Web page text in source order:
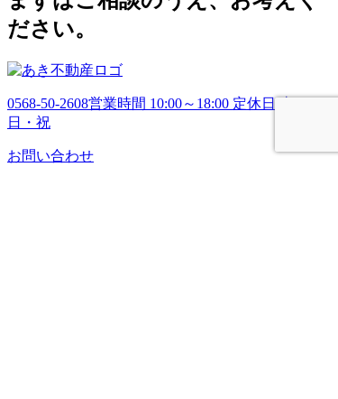
ださい。
0568-50-2608営業時間 10:00～18:00 定休日 土・
日・祝
お問い合わせ